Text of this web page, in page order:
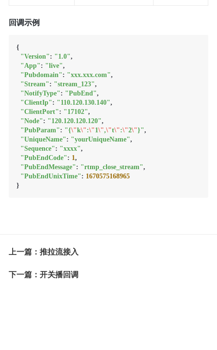
回调示例
{
"Version": "1.0",
"App": "live",
"Pubdomain": "xxx.xxx.com",
"Stream": "stream_123",
"NotifyType": "PubEnd",
"ClientIp": "110.120.130.140",
"ClientPort": "17102",
"Node": "120.120.120.120",
"PubParam": "{\"k\":\"1\",\"t\":\"2\"}",
"UniqueName": "yourUniqueName",
"Sequence": "xxxx",
"PubEndCode": 1,
"PubEndMessage": "rtmp_close_stream",
"PubEndUnixTime": 1670575168965
}
上一篇：推拉流接入
下一篇：开关播回调